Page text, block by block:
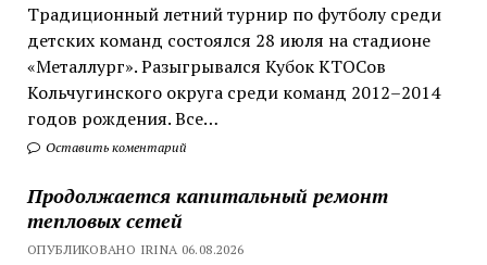
Традиционный летний турнир по футболу среди
детских команд состоялся 28 июля на стадионе
«Металлург». Разыгрывался Кубок КТОСов
Кольчугинского округа среди команд 2012–2014
годов рождения. Все…
Оставить коментарий
Продолжается капитальный ремонт
тепловых сетей
ОПУБЛИКОВАНО IRINA 06.08.2026